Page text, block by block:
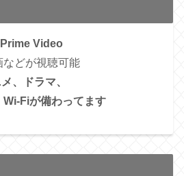
Video
などが視聴可能
、ドラマ、
Fiが備わってます